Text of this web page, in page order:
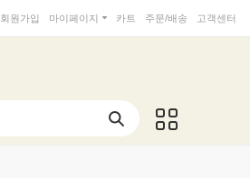
회원가입 마이페이지 카트 주문/배송 고객센터